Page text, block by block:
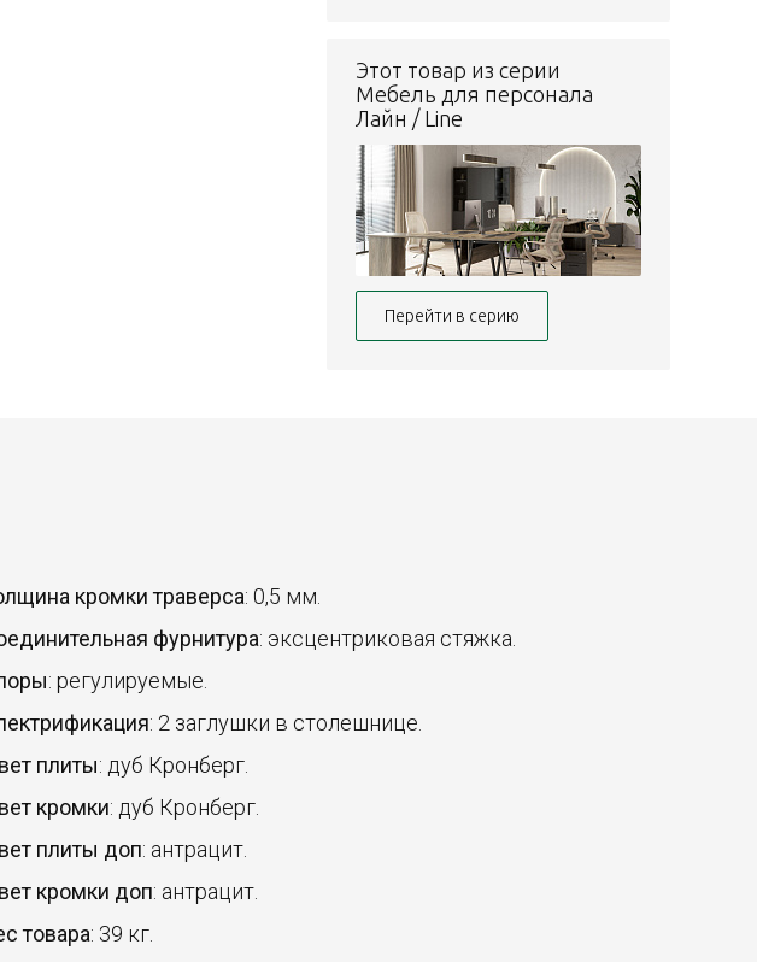
Этот товар из серии
Мебель для персонала
Лайн / Line
Перейти в серию
кромки траверса: 0,5 мм.
фурнитура: эксцентриковая стяжка.
: регулируемые.
: 2 заглушки в столешнице.
плиты: дуб Кронберг.
кромки: дуб Кронберг.
плиты доп: антрацит.
кромки доп: антрацит.
товара: 39 кг.